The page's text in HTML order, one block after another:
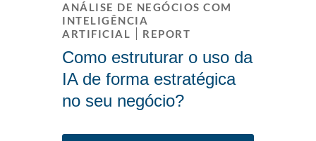
ANÁLISE DE NEGÓCIOS COM
INTELIGÊNCIA
ARTIFICIAL
REPORT
Como estruturar o uso da
IA de forma estratégica
no seu negócio?